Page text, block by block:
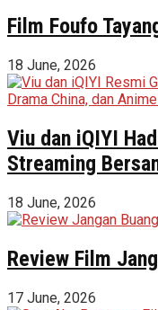
Film Foufo
18 June, 2026
Viu dan iQIYI
Streaming
18 June, 2026
Review Film
17 June, 2026